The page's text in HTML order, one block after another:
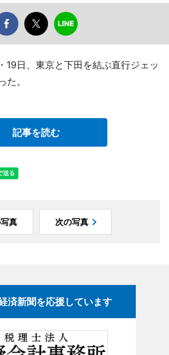
19日、東京と下田を結ぶ直行ジェッ
た。
記事を読む
真 次の写真
済新聞を応援しています